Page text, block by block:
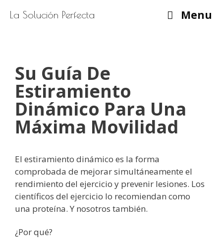
La Solución Perfecta Menu
Su Guía De
Estiramiento
Dinámico Para Una
Máxima Movilidad
El estiramiento dinámico es la forma
comprobada de mejorar simultáneamente el
rendimiento del ejercicio y prevenir lesiones. Los
científicos del ejercicio lo recomiendan como
una proteína. Y nosotros también.
¿Por qué?